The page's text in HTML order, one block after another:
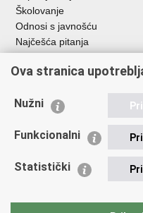
Školovanje
Odnosi s javnošću
Najčešća pitanja
Važne poveznice
EMN Nacionalna kontaktna
Policijska akademija
Zaklada policijske
Sindikati
Ova stranica
Nužni
Funkcionalni
Statistički